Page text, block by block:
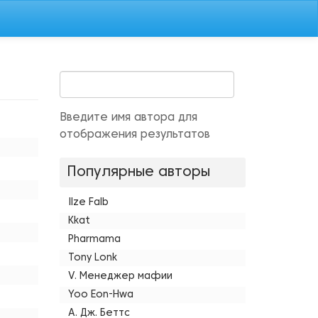
Введите имя автора для
отображения результатов
Популярные авторы
Ilze Falb
Kkat
Pharmama
Tony Lonk
V. Менеджер мафии
Yoo Eon-Hwa
А. Дж. Беттс